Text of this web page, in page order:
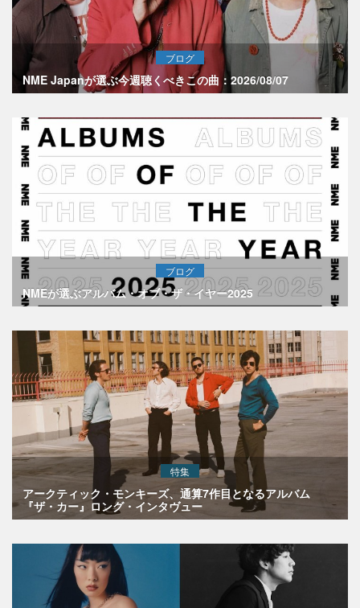
ブログ
NME Japanが選ぶ今週聴くべきこの曲：2026/08/07
ブログ
NMEが選ぶアルバム・オブ・ザ・イヤー2025
特集
アークティック・モンキーズ、通算7作目となるアルバム
『ザ・カー』ロング・インタヴュー